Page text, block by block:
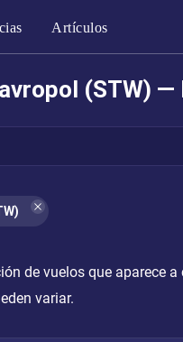
Artículos
(STW)
de vuelos que aparece
variar.